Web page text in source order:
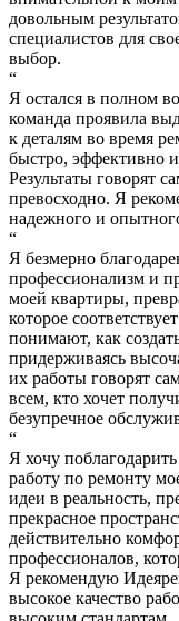
довольным
специалистов для
выбор.
“
Я остался в полном
команда проявила
к деталям во время
быстро, эффективно
Результаты говорят
превосходно. Я
надежного и
“
Я безмерно
профессионализм и
моей квартиры,
которое
понимают, как
придерживаясь
их работы говорят
всем, кто хочет
безупречное
“
Я хочу
работу по ремонту
идеи в реальность,
прекрасное
действительно
профессионалов,
Я рекомендую
высокое качество